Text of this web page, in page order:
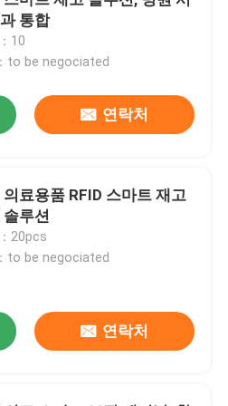
통합
10
to be negociated
연락처
의료용품 RFID 스마트 재고
솔루션
20pcs
to be negociated
연락처